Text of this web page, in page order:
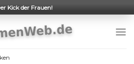
Kick der Frauen!